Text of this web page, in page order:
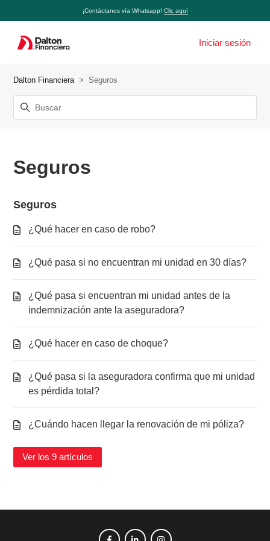
¡Contáctanos vía Whatsapp! Clic aquí
Iniciar sesión
Dalton Financiera Seguros
Seguros
Seguros
¿Qué hacer en caso de robo?
¿Qué pasa si no encuentran mi unidad en 30 días?
¿Qué pasa si encuentran mi unidad antes de la
indemnización ante la aseguradora?
¿Qué hacer en caso de choque?
¿Qué pasa si la aseguradora confirma que mi unidad
es pérdida total?
¿Cuándo hacen llegar la renovación de mi póliza?
Ver los 9 artículos